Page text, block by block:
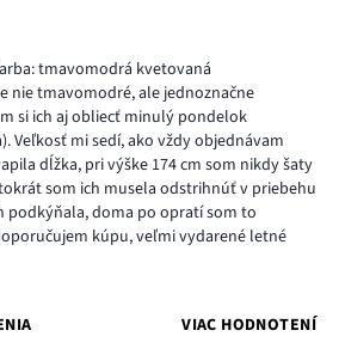
tmavomodrá kvetovaná
nie tmavomodré, ale jednoznačne
si ich aj obliecť minulý pondelok
Veľkosť mi sedí, ako vždy objednávam
dĺžka, pri výške 174 cm som nikdy šaty
som ich musela odstrihnúť v priebehu
podkýňala, doma po opratí som to
kúpu, veľmi vydarené letné
VIAC HODNOTENÍ